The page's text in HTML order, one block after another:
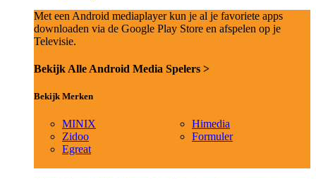
Met een Android mediaplayer kun je al je favoriete apps
downloaden via de Google Play Store en afspelen op je
Televisie.
Bekijk Alle Android Media Spelers >
Bekijk Merken
MINIX
Zidoo
Egreat
Himedia
Formuler